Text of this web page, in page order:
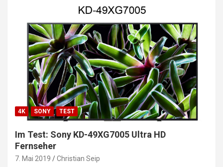
4K SONY TEST
Im Test: Sony KD-49XG7005 Ultra HD
Fernseher
7. Mai 2019 Christian Seip